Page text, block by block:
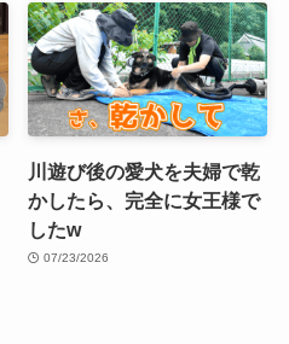
川遊び後の愛犬を夫婦で乾
かしたら、完全に女王様で
したw
07/23/2026